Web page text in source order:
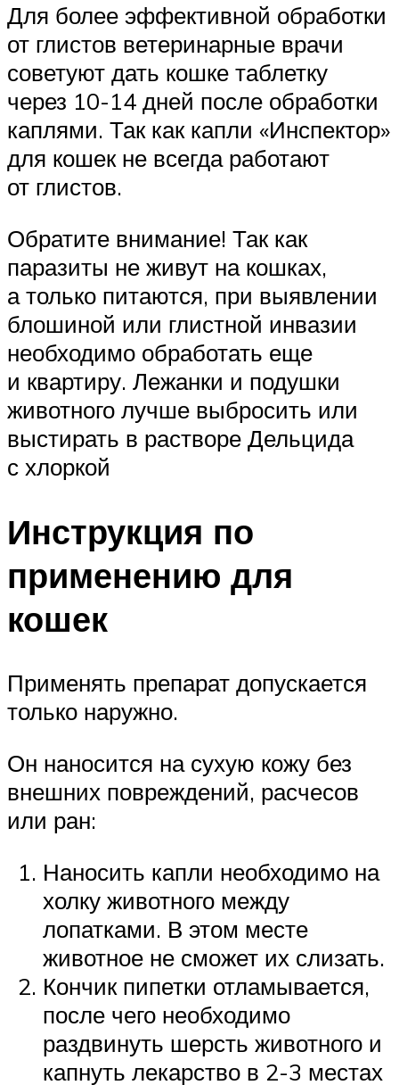
Для более эффективной обработки
от глистов ветеринарные врачи
советуют дать кошке таблетку
через 10-14 дней после обработки
каплями. Так как капли «Инспектор»
для кошек не всегда работают
от глистов.
Обратите внимание! Так как
паразиты не живут на кошках,
а только питаются, при выявлении
блошиной или глистной инвазии
необходимо обработать еще
и квартиру. Лежанки и подушки
животного лучше выбросить или
выстирать в растворе Дельцида
с хлоркой
Инструкция по
применению для
кошек
Применять препарат допускается
только наружно.
Он наносится на сухую кожу без
внешних повреждений, расчесов
или ран:
Наносить капли необходимо на
холку животного между
лопатками. В этом месте
животное не сможет их слизать.
Кончик пипетки отламывается,
после чего необходимо
раздвинуть шерсть животного и
капнуть лекарство в 2-3 местах